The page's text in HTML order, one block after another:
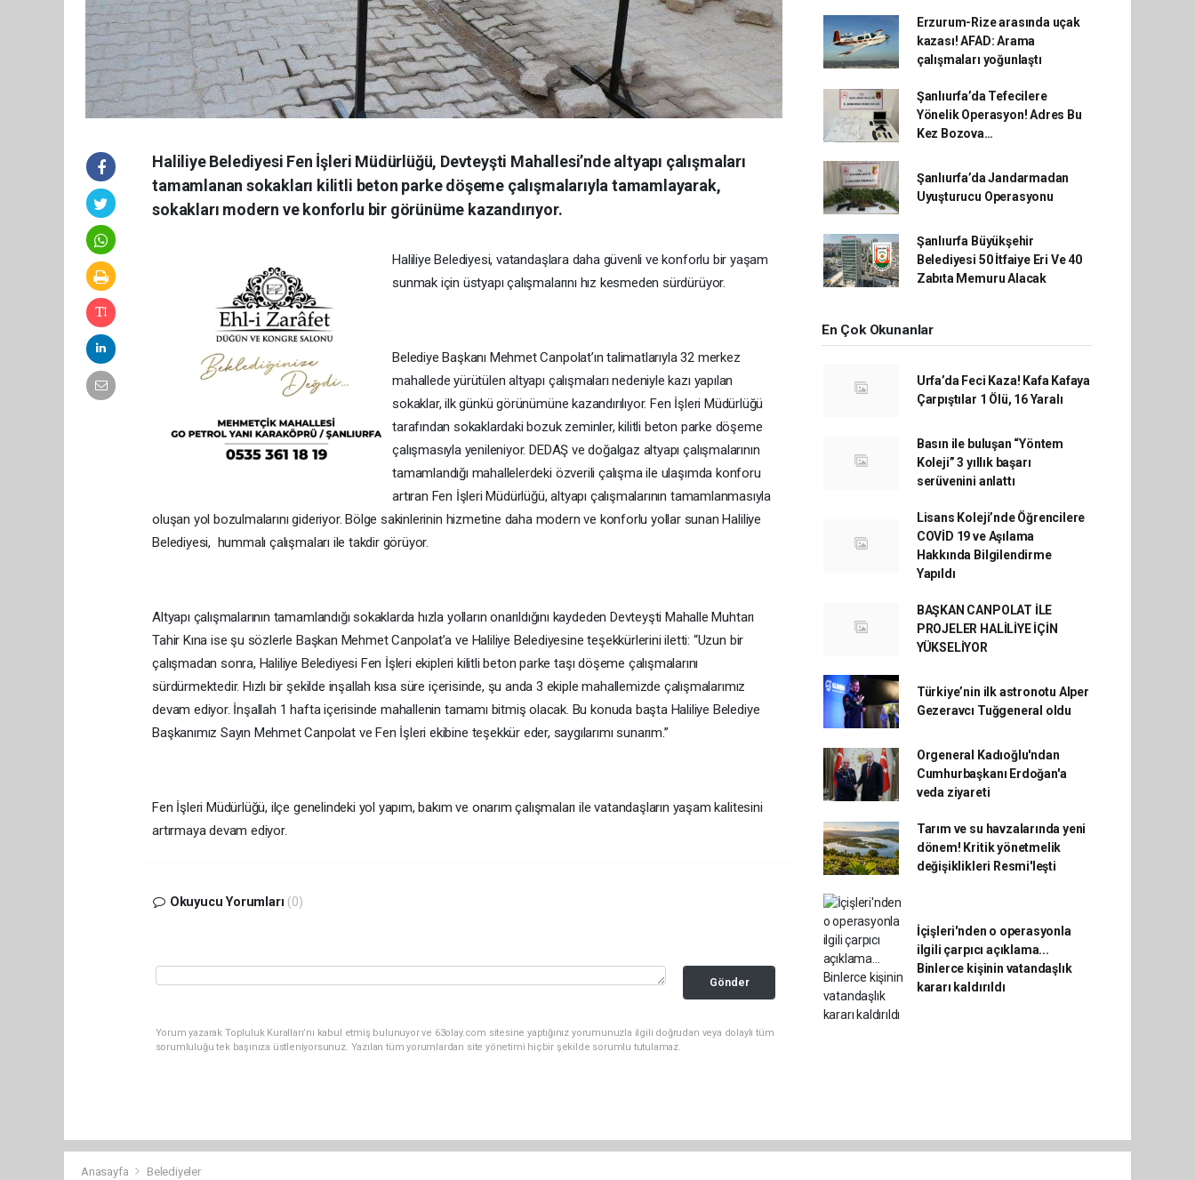
Haliliye Belediyesi Fen İşleri Müdürlüğü, Devteyşti Mahallesi’nde altyapı çalışmaları
tamamlanan sokakları kilitli beton parke döşeme çalışmalarıyla tamamlayarak,
sokakları modern ve konforlu bir görünüme kazandırıyor.
Haliliye Belediyesi, vatandaşlara daha güvenli ve konforlu bir yaşam
sunmak için üstyapı çalışmalarını hız kesmeden sürdürüyor.
Belediye Başkanı Mehmet Canpolat’ın talimatlarıyla 32 merkez
mahallede yürütülen altyapı çalışmaları nedeniyle kazı yapılan
sokaklar, ilk günkü görünümüne kazandırılıyor. Fen İşleri Müdürlüğü
tarafından sokaklardaki bozuk zeminler, kilitli beton parke döşeme
çalışmasıyla yenileniyor. DEDAŞ ve doğalgaz altyapı çalışmalarının
tamamlandığı mahallelerdeki özverili çalışma ile ulaşımda konforu
artıran Fen İşleri Müdürlüğü, altyapı çalışmalarının tamamlanmasıyla
oluşan yol bozulmalarını gideriyor. Bölge sakinlerinin hizmetine daha modern ve konforlu yollar sunan Haliliye
Belediyesi, hummalı çalışmaları ile takdir görüyor.
Altyapı çalışmalarının tamamlandığı sokaklarda hızla yolların onarıldığını kaydeden Devteyşti Mahalle Muhtarı
Tahir Kına ise şu sözlerle Başkan Mehmet Canpolat’a ve Haliliye Belediyesine teşekkürlerini iletti: “Uzun bir
çalışmadan sonra, Haliliye Belediyesi Fen İşleri ekipleri kilitli beton parke taşı döşeme çalışmalarını
sürdürmektedir. Hızlı bir şekilde inşallah kısa süre içerisinde, şu anda 3 ekiple mahallemizde çalışmalarımız
devam ediyor. İnşallah 1 hafta içerisinde mahallenin tamamı bitmiş olacak. Bu konuda başta Haliliye Belediye
Başkanımız Sayın Mehmet Canpolat ve Fen İşleri ekibine teşekkür eder, saygılarımı sunarım.”
Fen İşleri Müdürlüğü, ilçe genelindeki yol yapım, bakım ve onarım çalışmaları ile vatandaşların yaşam kalitesini
artırmaya devam ediyor.
Okuyucu Yorumları (0)
Gönder
Yorum yazarak Topluluk Kuralları’nı kabul etmiş bulunuyor ve 63olay.com sitesine yaptığınız yorumunuzla ilgili doğrudan veya dolaylı tüm
sorumluluğu tek başınıza üstleniyorsunuz. Yazılan tüm yorumlardan site yönetimi hiçbir şekilde sorumlu tutulamaz.
Erzurum-Rize arasında uçak
kazası! AFAD: Arama
çalışmaları yoğunlaştı
Şanlıurfa’da Tefecilere
Yönelik Operasyon! Adres Bu
Kez Bozova…
Şanlıurfa’da Jandarmadan
Uyuşturucu Operasyonu
Şanlıurfa Büyükşehir
Belediyesi 50 İtfaiye Eri Ve 40
Zabıta Memuru Alacak
En Çok Okunanlar
Urfa’da Feci Kaza! Kafa Kafaya
Çarpıştılar 1 Ölü, 16 Yaralı
Basın ile buluşan “Yöntem
Koleji” 3 yıllık başarı
serüvenini anlattı
Lisans Koleji’nde Öğrencilere
COVİD 19 ve Aşılama
Hakkında Bilgilendirme
Yapıldı
BAŞKAN CANPOLAT İLE
PROJELER HALİLİYE İÇİN
YÜKSELİYOR
Türkiye’nin ilk astronotu Alper
Gezeravcı Tuğgeneral oldu
Orgeneral Kadıoğlu'ndan
Cumhurbaşkanı Erdoğan'a
veda ziyareti
Tarım ve su havzalarında yeni
dönem! Kritik yönetmelik
değişiklikleri Resmi'leşti
İçişleri'nden o operasyonla
ilgili çarpıcı açıklama...
Binlerce kişinin vatandaşlık
kararı kaldırıldı
Anasayfa Belediyeler